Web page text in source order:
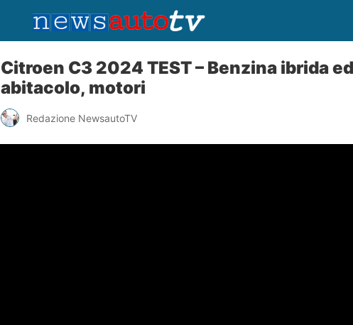
Citroen C3 2024 TEST – Benzina ibrida
abitacolo, motori
Redazione NewsautoTV